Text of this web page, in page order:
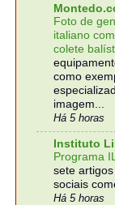
Foto de
italiano
colete
como
imagem...
Há 5 horas
Instituto
Programa
sete
sociais
Há 5 horas